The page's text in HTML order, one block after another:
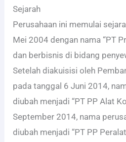
Sejarah
Perusahaan ini memulai
Mei 2004 dengan nama “PT
dan berbisnis di bidang
Setelah diakuisisi oleh
pada tanggal 6 Juni 2014,
diubah menjadi “PT PP Alat
September 2014, nama
diubah menjadi “PT PP